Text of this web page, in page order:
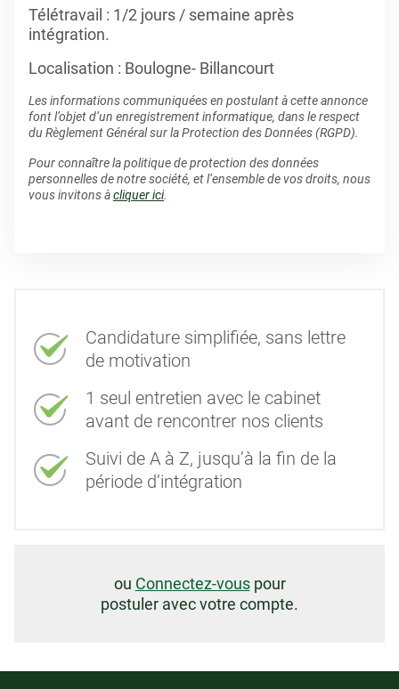
Télétravail : 1/2 jours / semaine après
intégration.
Localisation : Boulogne- Billancourt
Les informations communiquées en postulant à cette annonce
font l’objet d’un enregistrement informatique, dans le respect
du Règlement Général sur la Protection des Données (RGPD).
Pour connaître la politique de protection des données
personnelles de notre société, et l’ensemble de vos droits, nous
vous invitons àcliquer ici.
Candidature simplifiée, sans lettre
de motivation
1 seul entretien avec le cabinet
avant de rencontrer nos clients
Suivi de A à Z, jusqu’à la fin de la
période d’intégration
ou Connectez-vouspour
postuler avec votre compte.